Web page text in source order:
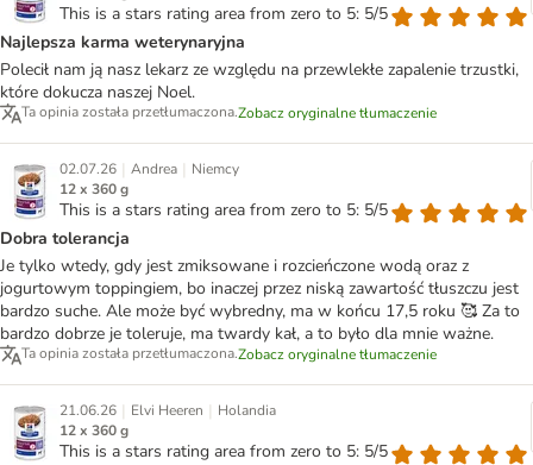
This is a stars rating area from zero to 5: 5/5
Najlepsza karma weterynaryjna
Polecił nam ją nasz lekarz ze względu na przewlekłe zapalenie trzustki,
które dokucza naszej Noel.
Ta opinia została przetłumaczona.Zobacz oryginalne tłumaczenie
02.07.26 | Andrea | Niemcy
12 x 360 g
This is a stars rating area from zero to 5: 5/5
Dobra tolerancja
Je tylko wtedy, gdy jest zmiksowane i rozcieńczone wodą oraz z
jogurtowym toppingiem, bo inaczej przez niską zawartość tłuszczu jest
bardzo suche. Ale może być wybredny, ma w końcu 17,5 roku 🥰 Za to
bardzo dobrze je toleruje, ma twardy kał, a to było dla mnie ważne.
Ta opinia została przetłumaczona.Zobacz oryginalne tłumaczenie
21.06.26 | Elvi Heeren | Holandia
12 x 360 g
This is a stars rating area from zero to 5: 5/5